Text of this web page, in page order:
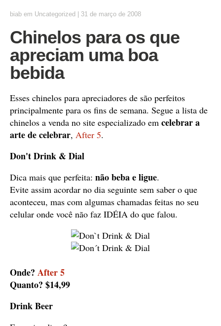
biab em Uncategorized 31 de março de 2008
Chinelos para os que
apreciam uma boa
bebida
Esses chinelos para apreciadores de são perfeitos
principalmente para os fins de semana. Segue a lista de
chinelos a venda no site especializado em celebrar a
arte de celebrar, After 5.
Don't Drink & Dial
Dica mais que perfeita: não beba e ligue.
Evite assim acordar no dia seguinte sem saber o que
aconteceu, mas com algumas chamadas feitas no seu
celular onde você não faz IDÉIA do que falou.
Onde? After 5
Quanto? $14,99
Drink Beer